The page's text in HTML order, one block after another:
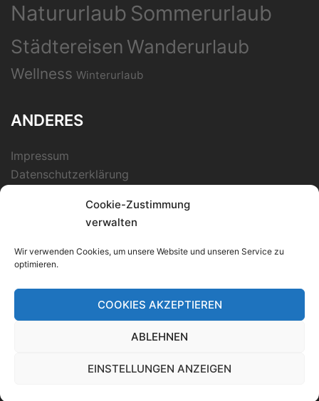
Cookie-Zustimmung
verwalten
Wir verwenden Cookies, um unsere Website und unseren Service zu
optimieren.
COOKIES AKZEPTIEREN
ABLEHNEN
EINSTELLUNGEN ANZEIGEN
Natururlaub Sommerurlaub
Städtereisen Wanderurlaub
Wellness Winterurlaub
ANDERES
Impressum
Datenschutzerklärung
Suchen